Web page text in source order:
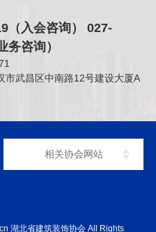
（入会咨询） 027-
务咨询）
市武昌区中南路12号建设大厦A
相关协会网站
湖北省建筑装饰协会 All Rights